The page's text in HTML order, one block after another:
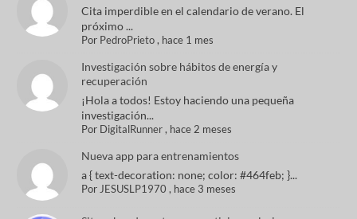
Cita imperdible en el calendario de verano. El
próximo ...
Por PedroPrieto, hace 1 mes
Investigación sobre hábitos de energía y
recuperación
¡Hola a todos! Estoy haciendo una pequeña
investigación...
Por DigitalRunner, hace 2 meses
Nueva app para entrenamientos
a { text-decoration: none; color: #464feb; }...
PorJESUSLP1970 , hace 3 meses